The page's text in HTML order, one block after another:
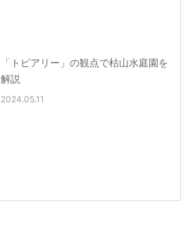
「トピアリー」の観点で枯山水庭園を
解説
2024.05.11